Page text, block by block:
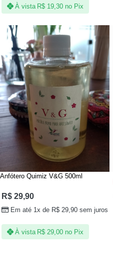
À vista R$ 19,30 no Pix
Anfótero Quimiz V&G 500ml
R$29,90
Em até 1x de R$ 29,90 sem juros
À vista R$ 29,00 no Pix